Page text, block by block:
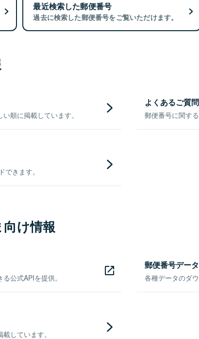
最近検索した郵便番号
過去に検索した郵便番号をご覧いただけます。
順に掲載しています。
よくあるご質
郵便番号に関す
きます。
け情報
公式APIを提供。
郵便番号デー
各種データのダ
しています。